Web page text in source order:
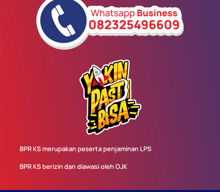
BPR KS merupakan peserta penjaminan LPS
BPR KS berizin dan diawasi oleh OJK